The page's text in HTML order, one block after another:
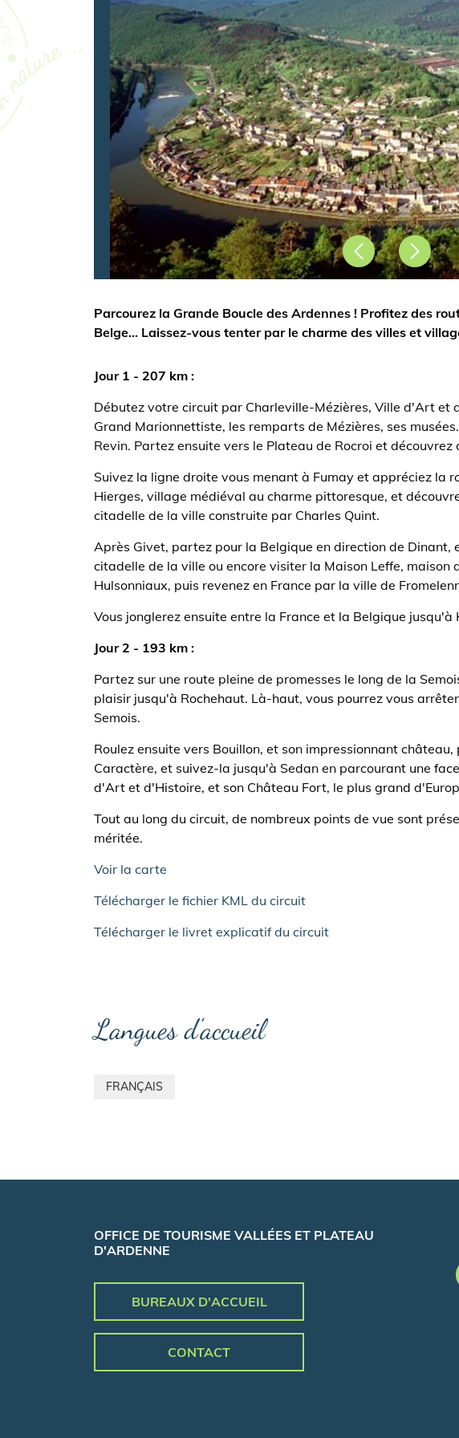
Précédent
Parcourez la Grande Boucle des Ardennes ! Profitez des
Belge... Laissez-vous tenter par le charme des villes et
Jour 1 - 207 km :
Débutez votre circuit par Charleville-Mézières, Ville d'Art et
Grand Marionnettiste, les remparts de Mézières, ses
Revin. Partez ensuite vers le Plateau de Rocroi et
Suivez la ligne droite vous menant à Fumay et appréciez la
Hierges, village médiéval au charme pittoresque, et
citadelle de la ville construite par Charles Quint.
Après Givet, partez pour la Belgique en direction de
citadelle de la ville ou encore visiter la Maison Leffe,
Hulsonniaux, puis revenez en France par la ville de
Vous jonglerez ensuite entre la France et la Belgique
Jour 2 - 193 km :
Partez sur une route pleine de promesses le long de la
plaisir jusqu'à Rochehaut. Là-haut, vous pourrez vous
Semois.
Roulez ensuite vers Bouillon, et son impressionnant
Caractère, et suivez-la jusqu'à Sedan en parcourant une
d'Art et d'Histoire, et son Château Fort, le plus grand
Tout au long du circuit, de nombreux points de vue sont
méritée.
Voir la carte
Télécharger le fichier KML du circuit
Télécharger le livret explicatif du circuit
Langues d'accueil
FRANÇAIS
OFFICE DE TOURISME VALLÉES ET PLATEAU
D'ARDENNE
BUREAUX D'ACCUEIL
CONTACT